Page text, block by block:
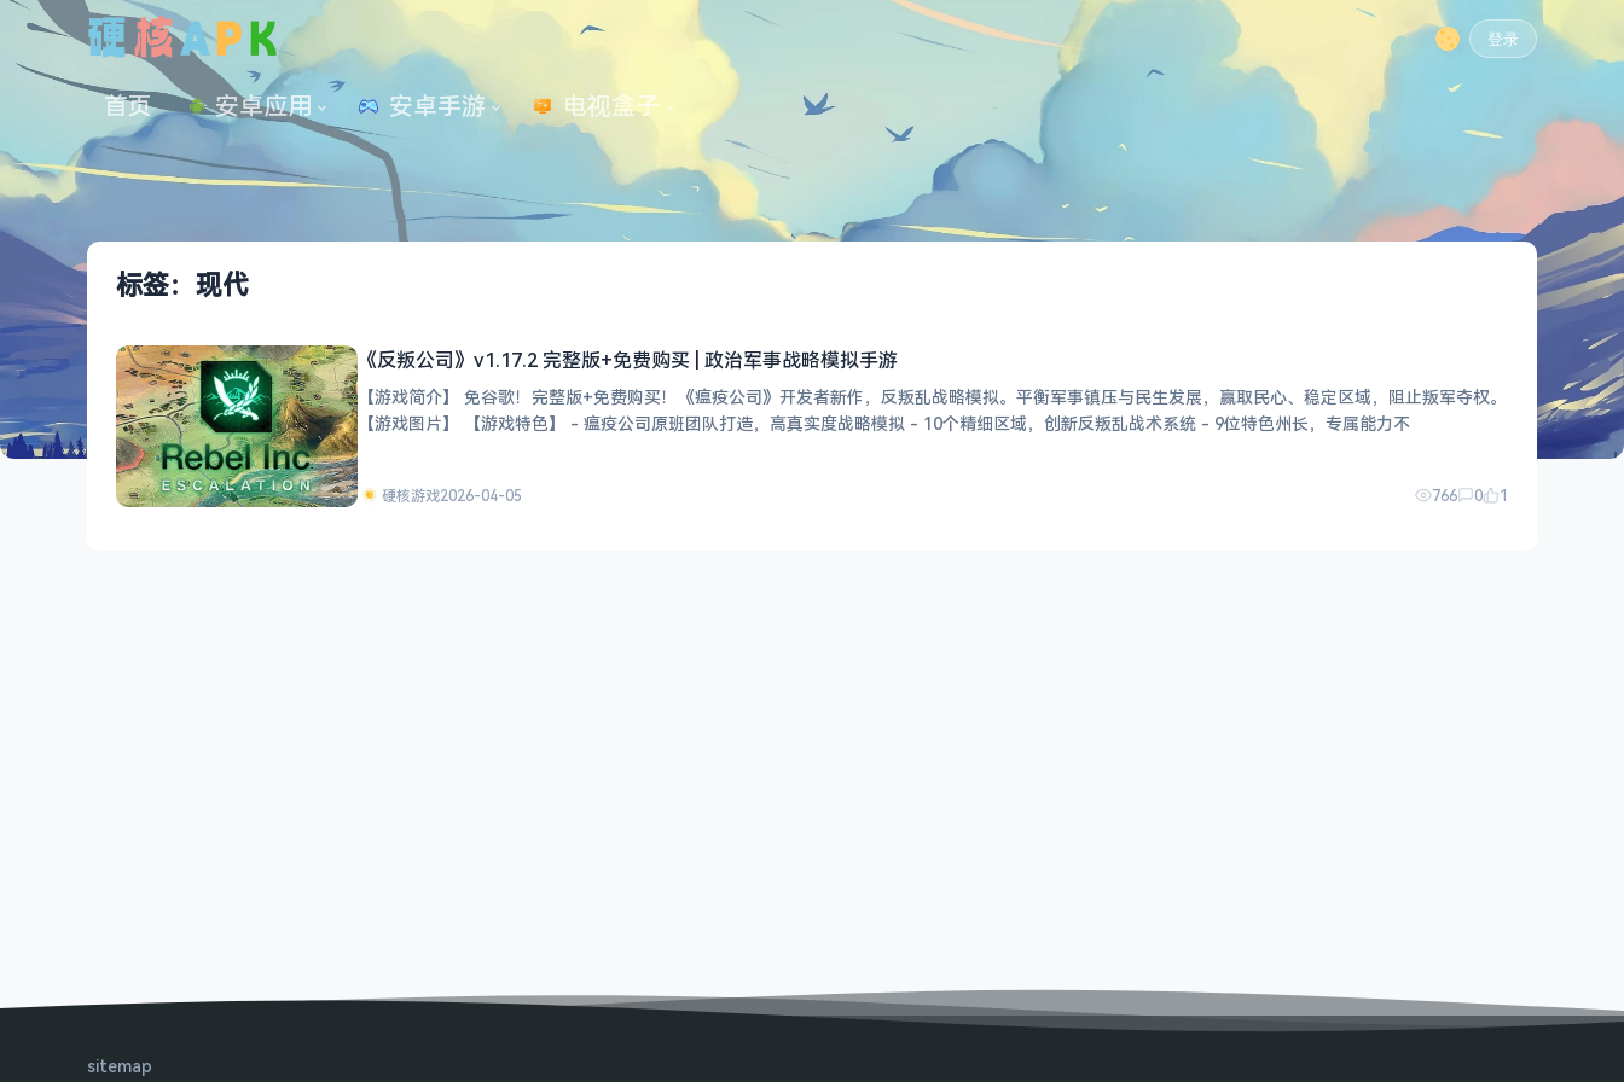
登录
首页 安卓应用 安卓手游 电视盒子
标签：现代
《反叛公司》v1.17.2 完整版+免费购买 | 政治军事战略模拟手游
【游戏简介】 免谷歌！完整版+免费购买！《瘟疫公司》开发者新作，反叛乱战略模拟。平衡军事镇压与民生发展，赢取民心、稳定区域，阻止叛军夺权。
【游戏图片】 【游戏特色】 - 瘟疫公司原班团队打造，高真实度战略模拟 - 10个精细区域，创新反叛乱战术系统 - 9位特色州长，专属能力不
硬核游戏2026-04-05 766 0 1
sitemap